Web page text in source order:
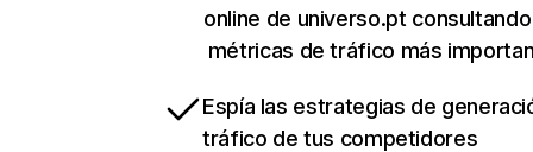
online de universo.pt
métricas de tráfico más
Espía las estrategias de
tráfico de tus competidores